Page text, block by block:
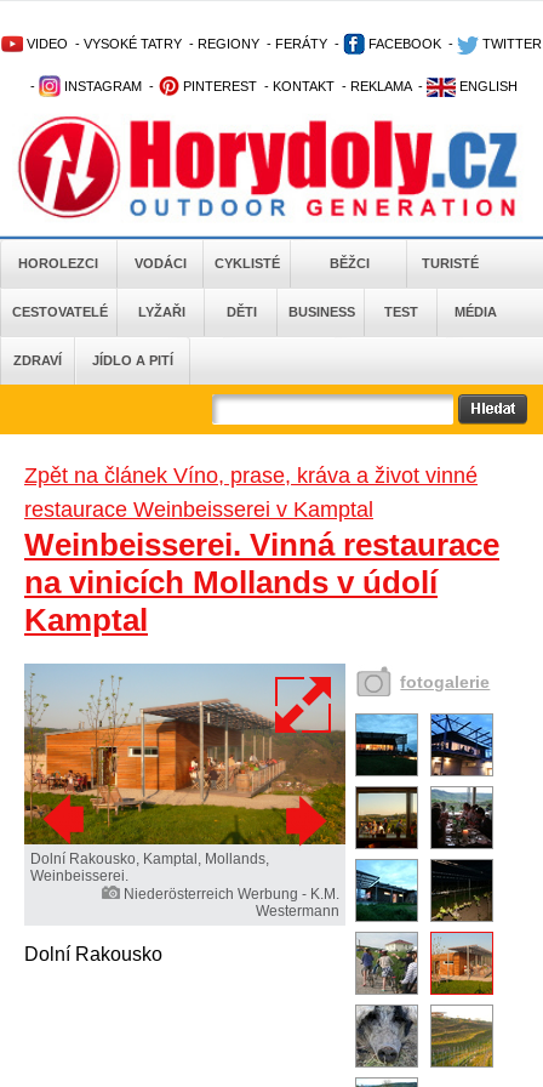
VIDEO - VYSOKÉ TATRY - REGIONY - FERÁTY - FACEBOOK - TWITTER
- INSTAGRAM - PINTEREST - KONTAKT - REKLAMA - ENGLISH
HOROLEZCI VODÁCI CYKLISTÉ BĚŽCI TURISTÉ
CESTOVATELÉ LYŽAŘI DĚTI BUSINESS TEST MÉDIA
ZDRAVÍ JÍDLO A PITÍ
Zpět na článek Víno, prase, kráva a život vinné
restaurace Weinbeisserei v Kamptal
Weinbeisserei. Vinná restaurace
na vinicích Mollands v údolí
Kamptal
Dolní Rakousko, Kamptal, Mollands,
Weinbeisserei.
Niederösterreich Werbung - K.M.
Westermann
Dolní Rakousko
fotogalerie